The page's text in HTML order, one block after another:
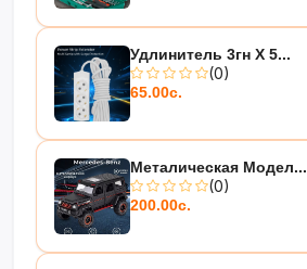
Удлинитель 3гн Х 5...
(0)
65.00с.
Металическая Модел...
(0)
200.00с.